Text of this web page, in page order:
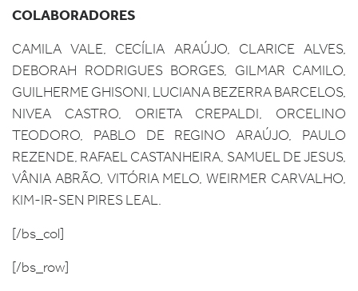
COLABORADORES
CAMILA VALE, CECÍLIA ARAÚJO, CLARICE ALVES,
DEBORAH RODRIGUES BORGES, GILMAR CAMILO,
GUILHERME GHISONI, LUCIANA BEZERRA BARCELOS,
NIVEA CASTRO, ORIETA CREPALDI, ORCELINO
TEODORO, PABLO DE REGINO ARAÚJO, PAULO
REZENDE, RAFAEL CASTANHEIRA, SAMUEL DE JESUS,
VÂNIA ABRÃO, VITÓRIA MELO, WEIRMER CARVALHO,
KIM-IR-SEN PIRES LEAL.
[/bs_col]
[/bs_row]